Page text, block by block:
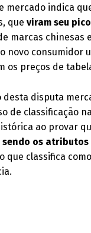
mercado indica
queviram seu
marcas chinesas
novo consumidor
os preços de
desta disputa
de classificação
ao provar
sendo os
que classifica